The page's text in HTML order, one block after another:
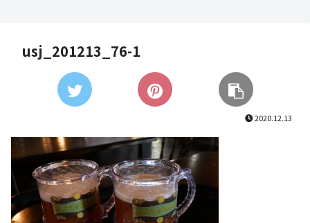
usj_201213_76-1
2020.12.13